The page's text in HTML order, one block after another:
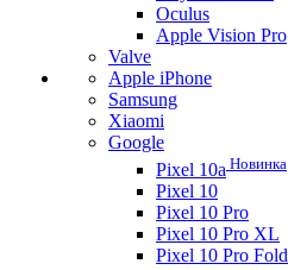
Oculus
Apple Vision Pro
Valve
Apple iPhone
Samsung
Xiaomi
Google
Pixel 10a Новинка
Pixel 10
Pixel 10 Pro
Pixel 10 Pro XL
Pixel 10 Pro Fold